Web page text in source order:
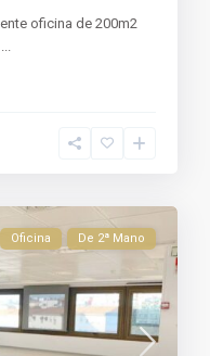
oficina de 200m2
...
Oficina De 2ª Mano